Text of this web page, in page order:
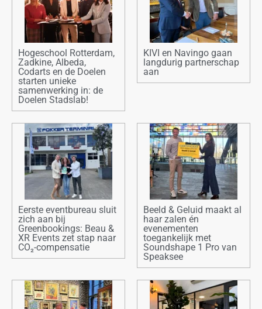
Hogeschool Rotterdam,
Zadkine, Albeda,
Codarts en de Doelen
starten unieke
samenwerking in: de
Doelen Stadslab!
KIVI en Navingo gaan
langdurig partnerschap
aan
Eerste eventbureau sluit
zich aan bij
Greenbookings: Beau &
XR Events zet stap naar
CO₂-compensatie
Beeld & Geluid maakt al
haar zalen én
evenementen
toegankelijk met
Soundshape 1 Pro van
Speaksee